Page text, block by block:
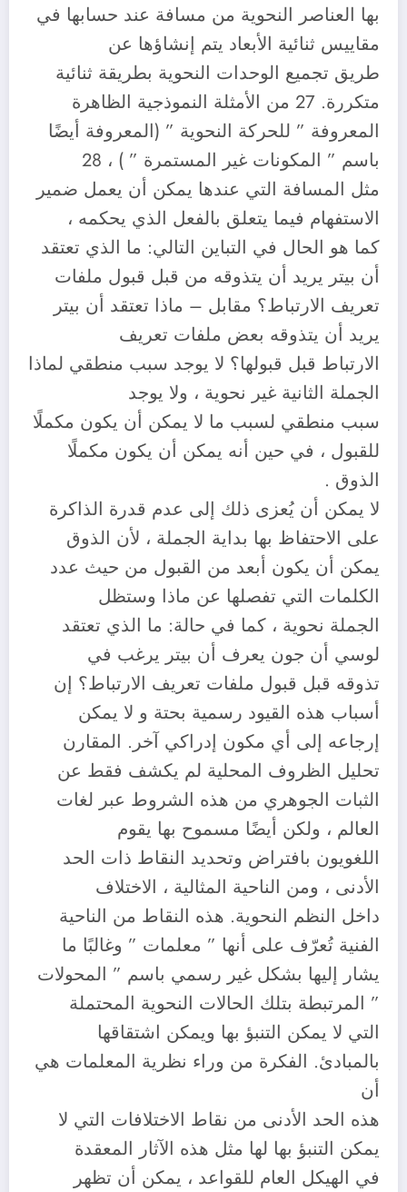
بها العناصر النحوية من مسافة عند حسابها في
مقاييس ثنائية الأبعاد يتم إنشاؤها عن
طريق تجميع الوحدات النحوية بطريقة ثنائية
متكررة. 27 من الأمثلة النموذجية الظاهرة
المعروفة ” للحركة النحوية ” (المعروفة أيضًا
باسم ” المكونات غير المستمرة ” ) ، 28
مثل المسافة التي عندها يمكن أن يعمل ضمير
الاستفهام فيما يتعلق بالفعل الذي يحكمه ،
كما هو الحال في التباين التالي: ما الذي تعتقد
أن بيتر يريد أن يتذوقه من قبل قبول ملفات
تعريف الارتباط؟ مقابل – ماذا تعتقد أن بيتر
يريد أن يتذوقه بعض ملفات تعريف
الارتباط قبل قبولها؟ لا يوجد سبب منطقي لماذا
الجملة الثانية غير نحوية ، ولا يوجد
سبب منطقي لسبب ما لا يمكن أن يكون مكملًا
للقبول ، في حين أنه يمكن أن يكون مكملًا
الذوق .
لا يمكن أن يُعزى ذلك إلى عدم قدرة الذاكرة
على الاحتفاظ بها بداية الجملة ، لأن الذوق
يمكن أن يكون أبعد من القبول من حيث عدد
الكلمات التي تفصلها عن ماذا وستظل
الجملة نحوية ، كما في حالة: ما الذي تعتقد
لوسي أن جون يعرف أن بيتر يرغب في
تذوقه قبل قبول ملفات تعريف الارتباط؟ إن
أسباب هذه القيود رسمية بحتة و لا يمكن
إرجاعه إلى أي مكون إدراكي آخر. المقارن
تحليل الظروف المحلية لم يكشف فقط عن
الثبات الجوهري من هذه الشروط عبر لغات
العالم ، ولكن أيضًا مسموح بها يقوم
اللغويون بافتراض وتحديد النقاط ذات الحد
الأدنى ، ومن الناحية المثالية ، الاختلاف
داخل النظم النحوية. هذه النقاط من الناحية
الفنية تُعرّف على أنها ” معلمات ” وغالبًا ما
يشار إليها بشكل غير رسمي باسم ” المحولات
” المرتبطة بتلك الحالات النحوية المحتملة
التي لا يمكن التنبؤ بها ويمكن اشتقاقها
بالمبادئ. الفكرة من وراء نظرية المعلمات هي
أن
هذه الحد الأدنى من نقاط الاختلافات التي لا
يمكن التنبؤ بها لها مثل هذه الآثار المعقدة
في الهيكل العام للقواعد ، يمكن أن تظهر